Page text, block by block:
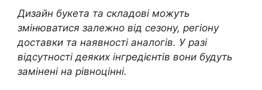
Дизайн букета та складові можуть
змінюватися залежно від сезону, регіону
доставки та наявності аналогів. У разі
відсутності деяких інгредієнтів вони будуть
замінені на рівноцінні.